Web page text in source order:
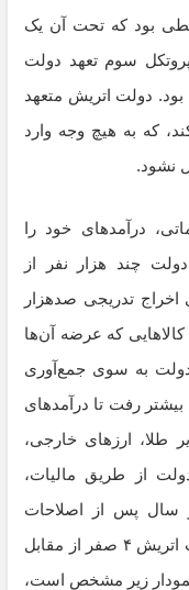
بود که تحت آن یک
سوم تعهد دولت
دولت اتریش متعهد
که به هیچ وجه وارد
نشود.
درآمدهای خود را
چند هزار نفر از
اخراج تدریجی صدهزار
که عرضه آن‌ها
به سوی جمع‌آوری
بیشتر رفت تا درآمدهای
طلا، ارزهای خارجی،
از طریق مالیات،
سال پس از اصلاحات
اقتصادی، با ثبات پیدا کردن شرایط، دولت اتریش ۴ صفر از مقابل
زیر مشخص است،